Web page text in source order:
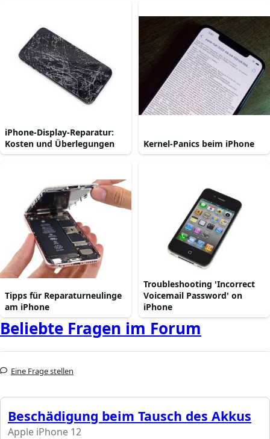
iPhone-Display-Reparatur:
Kosten und Überlegungen
Kernel-Panics beim iPhone
Tipps für Reparaturneulinge
am iPhone
Troubleshooting 'Incorrect
Voicemail Password' on
iPhone
Beliebte Fragen im Forum
Eine Frage stellen
Beschädigung beim Tausch des Akkus
Apple iPhone 12